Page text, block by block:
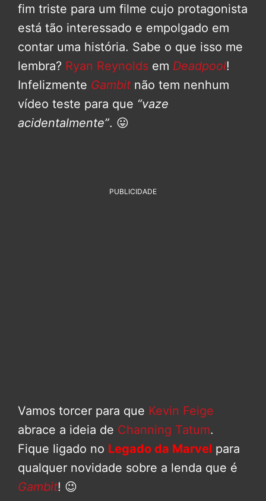
fim triste para um filme cujo protagonista
está tão interessado e empolgado em
contar uma história. Sabe o que isso me
lembra? Ryan Reynolds em Deadpool!
Infelizmente Gambit não tem nenhum
vídeo teste para que “vaze
acidentalmente”. 😛
PUBLICIDADE
Vamos torcer para que Kevin Feige
abrace a ideia de Channing Tatum.
Fique ligado no Legado da Marvel para
qualquer novidade sobre a lenda que é
Gambit! 😉